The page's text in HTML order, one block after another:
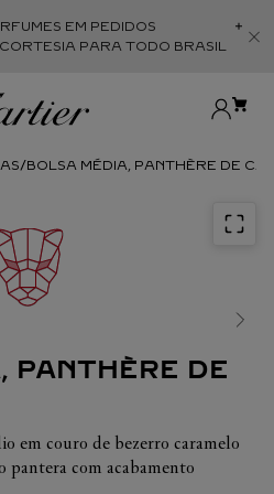
EM PEDIDOS
PARA TODO BRASIL
BOLSA MÉDIA, PANTHÈRE DE
PANTHÈRE DE
em couro de bezerro caramelo
pantera com acabamento